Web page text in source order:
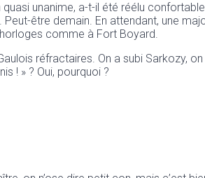
unanime, a-t-il été réélu
être demain. En attendant, une
comme à Fort Boyard.
réfractaires. On a subi Sarkozy,
! » ? Oui, pourquoi ?